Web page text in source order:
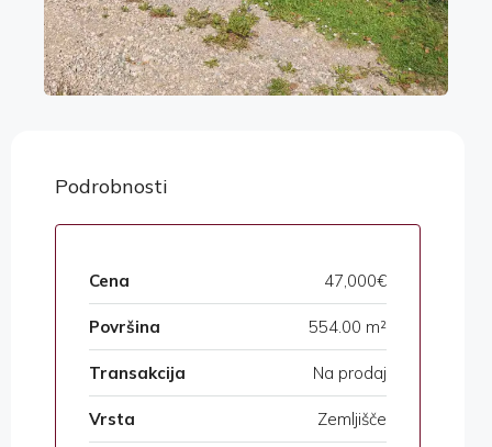
Podrobnosti
Cena 47,000€
Površina 554.00 m²
Transakcija Na prodaj
Vrsta Zemljišče